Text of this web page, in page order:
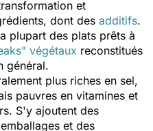
et
dont des additifs.
plupart des plats prêts à
végétaux reconstitués
général.
plus riches en sel,
pauvres en vitamines et
S'y ajoutent des
et des